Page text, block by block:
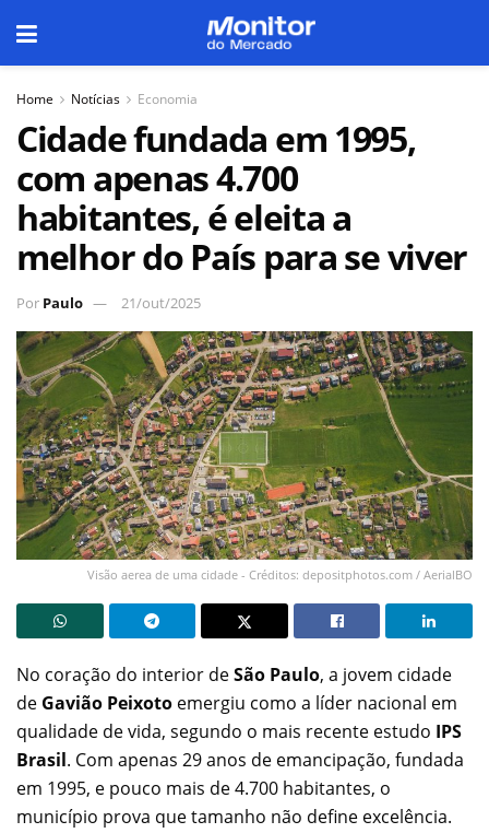
Home Notícias Economia
Cidade fundada em 1995,
com apenas 4.700
habitantes, é eleita a
melhor do País para se viver
Por Paulo 21/out/2025
Visão aerea de uma cidade - Créditos: depositphotos.com / AerialBO
No coração do interior deSão Paulo, a jovem cidade
de Gavião Peixoto emergiu como a líder nacional em
qualidade de vida, segundo o mais recente estudo IPS
Brasil. Com apenas 29 anos de emancipação, fundada
em 1995, e pouco mais de 4.700 habitantes, o
município prova que tamanho não define excelência.